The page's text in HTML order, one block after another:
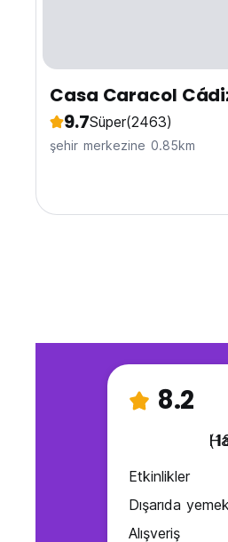
Casa Caracol
9.7Süper(2463)
şehir merkezine 0.85km
8.2
Etkinlikler
Dışarıda
Alışveriş